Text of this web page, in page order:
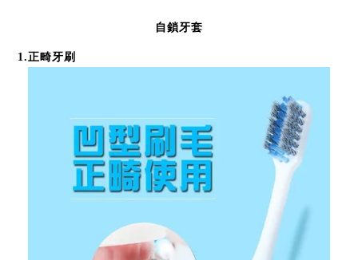
自鎖牙套
1.正畸牙刷